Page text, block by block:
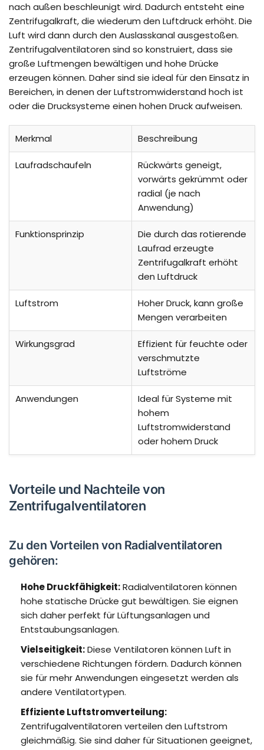
nach außen beschleunigt wird. Dadurch entsteht eine
Zentrifugalkraft, die wiederum den Luftdruck erhöht. Die
Luft wird dann durch den Auslasskanal ausgestoßen.
Zentrifugalventilatoren sind so konstruiert, dass sie
große Luftmengen bewältigen und hohe Drücke
erzeugen können. Daher sind sie ideal für den Einsatz in
Bereichen, in denen der Luftstromwiderstand hoch ist
oder die Drucksysteme einen hohen Druck aufweisen.
Merkmal Beschreibung
Laufradschaufeln
Rückwärts geneigt,
vorwärts gekrümmt oder
radial (je nach
Anwendung)
Funktionsprinzip
Die durch das rotierende
Laufrad erzeugte
Zentrifugalkraft erhöht
den Luftdruck
Luftstrom
Hoher Druck, kann große
Mengen verarbeiten
Wirkungsgrad
Effizient für feuchte oder
verschmutzte
Luftströme
Anwendungen
Ideal für Systeme mit
hohem
Luftstromwiderstand
oder hohem Druck
Vorteile und Nachteile von
Zentrifugalventilatoren
Zu den Vorteilen von Radialventilatoren
gehören:
Hohe Druckfähigkeit:Radialventilatoren können
hohe statische Drücke gut bewältigen. Sie eignen
sich daher perfekt für Lüftungsanlagen und
Entstaubungsanlagen.
Vielseitigkeit:Diese Ventilatoren können Luft in
verschiedene Richtungen fördern. Dadurch können
sie für mehr Anwendungen eingesetzt werden als
andere Ventilatortypen.
Effiziente Luftstromverteilung:
Zentrifugalventilatoren verteilen den Luftstrom
gleichmäßig. Sie sind daher für Situationen geeignet,